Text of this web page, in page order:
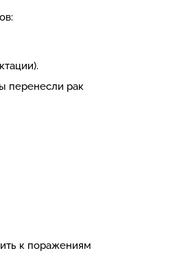
перенесли рак
к поражениям